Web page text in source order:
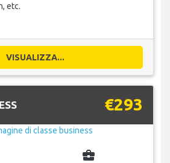
etc.
VISUALIZZA...
€293
business_center